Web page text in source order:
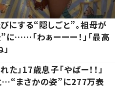
にする“隠しごと”。祖母が
……「わぁーーー！」「最高
た」17歳息子「やばー！！」
…“まさかの姿”に277万表